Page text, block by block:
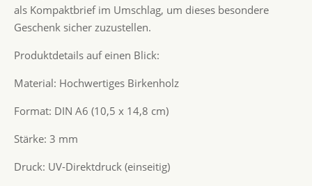
als Kompaktbrief im Umschlag, um dieses besondere
Geschenk sicher zuzustellen.
Produktdetails auf einen Blick:
Material: Hochwertiges Birkenholz
Format: DIN A6 (10,5 x 14,8 cm)
Stärke: 3 mm
Druck: UV-Direktdruck (einseitig)